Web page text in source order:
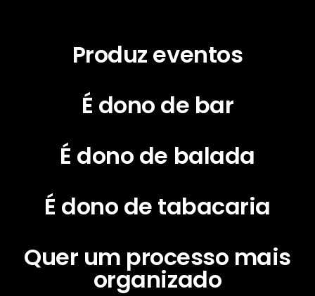
Produz eventos
É dono de bar
É dono de balada
É dono de tabacaria
Quer um processo mais
organizado